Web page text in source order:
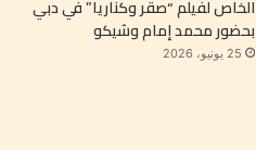
الخاص لفيلم “صقر وكناريا” في دبي
بحضور محمد إمام وشيكو
25 يونيو، 2026